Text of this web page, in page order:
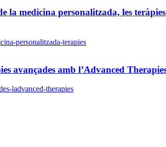
medicina personalitzada, les
personalitzada-terapies
avançades amb l’Advanced
ladvanced-therapies